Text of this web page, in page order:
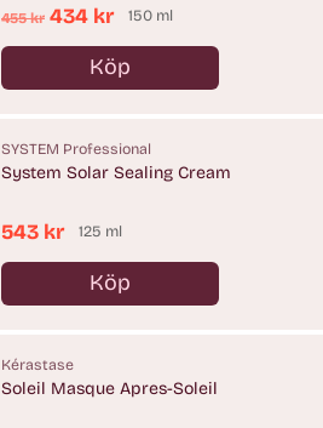
Ordinarie
pris
455 kr 434 kr 150 ml
Köp
Antal
SYSTEM Professional
System Solar Sealing Cream
543 kr 125 ml
Köp
Antal
Kérastase
Soleil Masque Apres-Soleil